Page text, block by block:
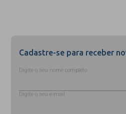
Cadastre-se para receber
Digite o seu nome completo
Digite o seu e-mail